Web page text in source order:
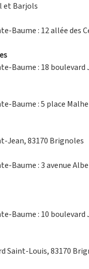
et Barjols
Baume : 12 allée des
Baume : 18
Baume : 5 place
Jean, 83170 Brignoles
Baume : 3 avenue
Baume : 10
Saint-Louis, 83170